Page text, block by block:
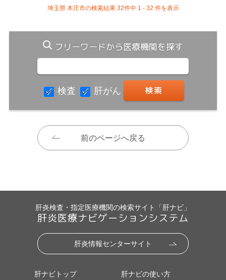
埼玉県 本庄市の検索結果 32件中 1 - 32 件を表示
フリーワードから医療機関を探す
検査 肝がん
前のページへ戻る
肝炎検査・指定医療機関の検索サイト「肝ナビ」
肝炎医療ナビゲーションシステム
肝炎情報センターサイト
肝ナビトップ 肝ナビの使い方